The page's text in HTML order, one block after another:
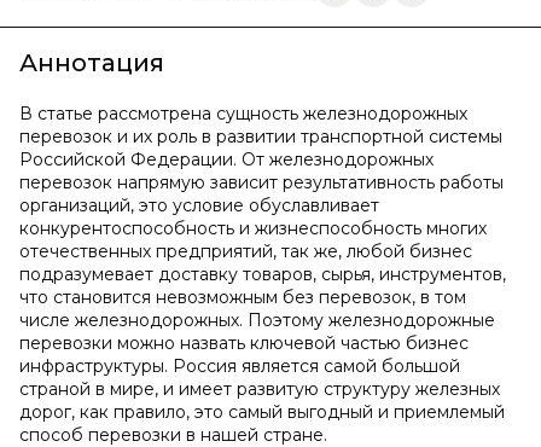
Аннотация
В статье рассмотрена сущность железнодорожных
перевозок и их роль в развитии транспортной системы
Российской Федерации. От железнодорожных
перевозок напрямую зависит результативность работы
организаций, это условие обуславливает
конкурентоспособность и жизнеспособность многих
отечественных предприятий, так же, любой бизнес
подразумевает доставку товаров, сырья, инструментов,
что становится невозможным без перевозок, в том
числе железнодорожных. Поэтому железнодорожные
перевозки можно назвать ключевой частью бизнес
инфраструктуры. Россия является самой большой
страной в мире, и имеет развитую структуру железных
дорог, как правило, это самый выгодный и приемлемый
способ перевозки в нашей стране.